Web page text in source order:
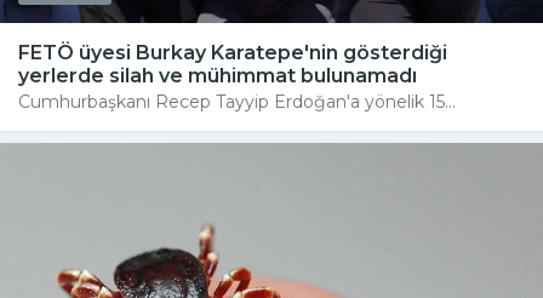
FETÖ üyesi Burkay Karatepe'nin gösterdiği
yerlerde silah ve mühimmat bulunamadı
Cumhurbaşkanı Recep Tayyip Erdoğan'a yönelik 15...